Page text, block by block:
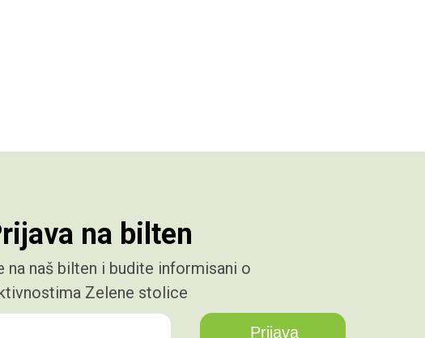
na bilten
na naš bilten i budite informisani o
Zelene stolice